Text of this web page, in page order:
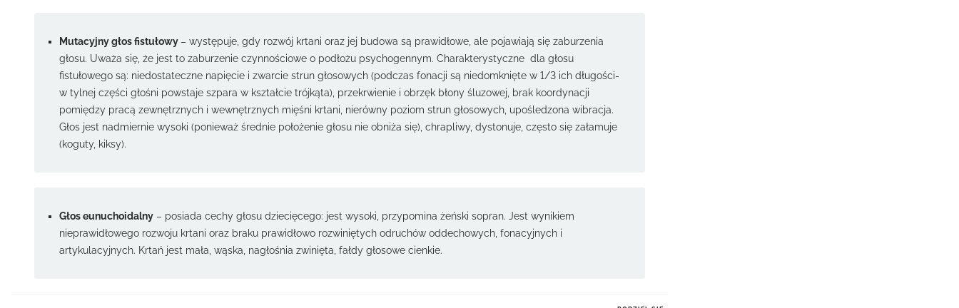
Mutacyjny głos fistułowy – występuje, gdy rozwój krtani oraz jej budowa są prawidłowe, ale pojawiają się zaburzenia
głosu. Uważa się, że jest to zaburzenie czynnościowe o podłożu psychogennym. Charakterystyczne dla głosu
fistułowego są: niedostateczne napięcie i zwarcie strun głosowych (podczas fonacji są niedomknięte w 1/3 ich długości-
w tylnej części głośni powstaje szpara w kształcie trójkąta), przekrwienie i obrzęk błony śluzowej, brak koordynacji
pomiędzy pracą zewnętrznych i wewnętrznych mięśni krtani, nierówny poziom strun głosowych, upośledzona wibracja.
Głos jest nadmiernie wysoki (ponieważ średnie położenie głosu nie obniża się), chrapliwy, dystonuje, często się załamuje
(koguty, kiksy).
Głos eunuchoidalny – posiada cechy głosu dziecięcego: jest wysoki, przypomina żeński sopran. Jest wynikiem
nieprawidłowego rozwoju krtani oraz braku prawidłowo rozwiniętych odruchów oddechowych, fonacyjnych i
artykulacyjnych. Krtań jest mała, wąska, nagłośnia zwinięta, fałdy głosowe cienkie.